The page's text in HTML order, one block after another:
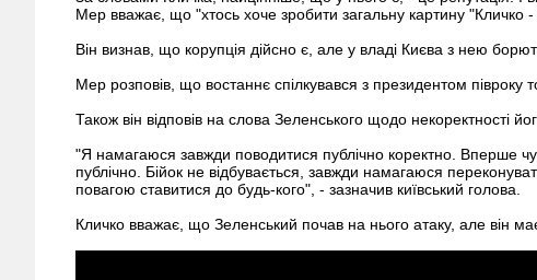
Мер вважає, що "хтось хоче зробити загальну картину "Кличко -
Він визнав, що корупція дійсно є, але у владі Києва з нею
Мер розповів, що востаннє спілкувався з президентом півроку
Також він відповів на слова Зеленського щодо некоректності
"Я намагаюся завжди поводитися публічно коректно. Вперше
публічно. Бійок не відбувається, завжди намагаюся
повагою ставитися до будь-кого", - зазначив київський голова.
Кличко вважає, що Зеленський почав на нього атаку, але він